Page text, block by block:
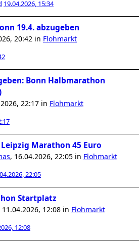
19.04.2026, 15:34
19.4. abzugeben
20:42 in Flohmarkt
Bonn Halbmarathon
22:17 in Flohmarkt
Marathon 45 Euro
, 16.04.2026, 22:05 in Flohmarkt
22:05
Startplatz
11.04.2026, 12:08 in Flohmarkt
12:08